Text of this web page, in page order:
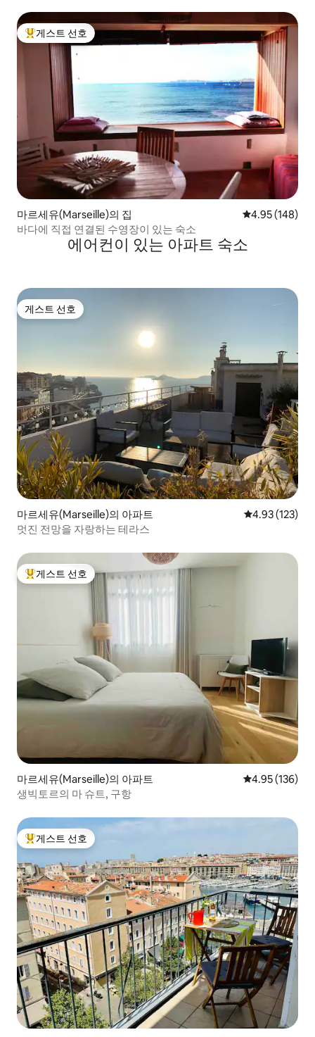
상위 게스트 선호
게스트 선호
마르세유(Marseille)의 집 평점 4.95점(5
4.95 (148)
바다에 직접 연결된 수영장이 있는 숙소
에어컨이 있는 아파트 숙소
게스트 선호
게스트 선호
마르세유(Marseille)의 아파트 평점 4.93점(5
4.93 (123)
멋진 전망을 자랑하는 테라스
상위 게스트 선호
게스트 선호
마르세유(Marseille)의 아파트 평점 4.95점(5
4.95 (136)
생빅토르의 마 슈트, 구항
상위 게스트 선호
게스트 선호